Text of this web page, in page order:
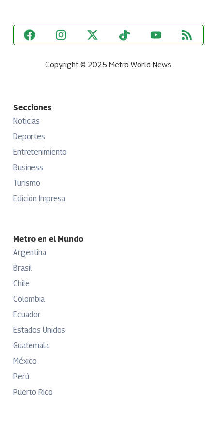
Copyright © 2025 Metro World News
Secciones
Noticias
Deportes
Entretenimiento
Business
Turismo
Edición Impresa
Metro en el Mundo
Argentina
Brasil
Chile
Colombia
Ecuador
Estados Unidos
Guatemala
México
Perú
Puerto Rico